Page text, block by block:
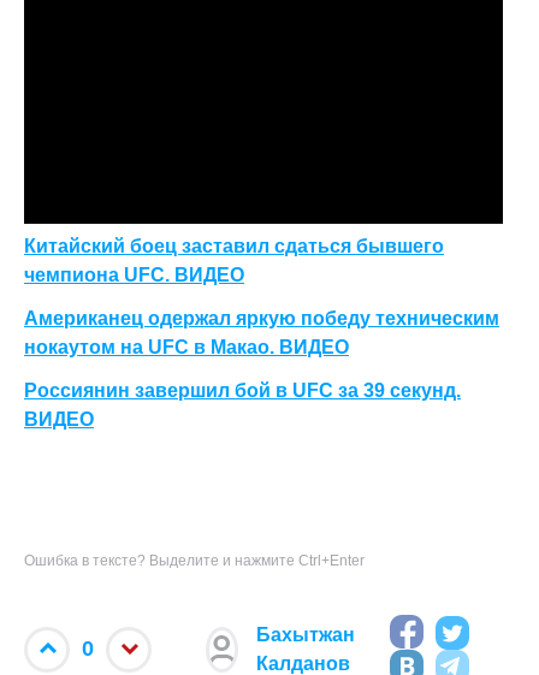
Китайский боец заставил сдаться бывшего
чемпиона UFC. ВИДЕО
Американец одержал яркую победу техническим
нокаутом на UFC в Макао. ВИДЕО
Россиянин завершил бой в UFC за 39 секунд.
ВИДЕО
Ошибка в тексте? Выделите и нажмите Ctrl+Enter
0
Бахытжан
Калданов